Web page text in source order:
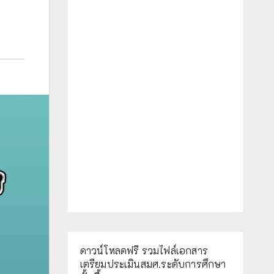
ดาวน์โหลดฟรี รวมไฟล์เอกสาร
เตรียมประเมินสมศ.ระดับการศึกษา